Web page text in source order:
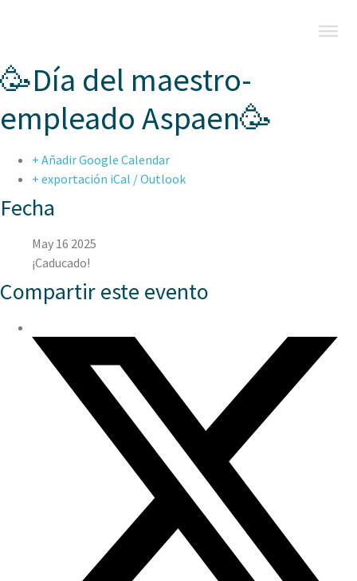
🥳Día del maestro-
empleado Aspaen🥳
+ Añadir Google Calendar
+ exportación iCal / Outlook
Fecha
May 16 2025
¡Caducado!
Compartir este evento